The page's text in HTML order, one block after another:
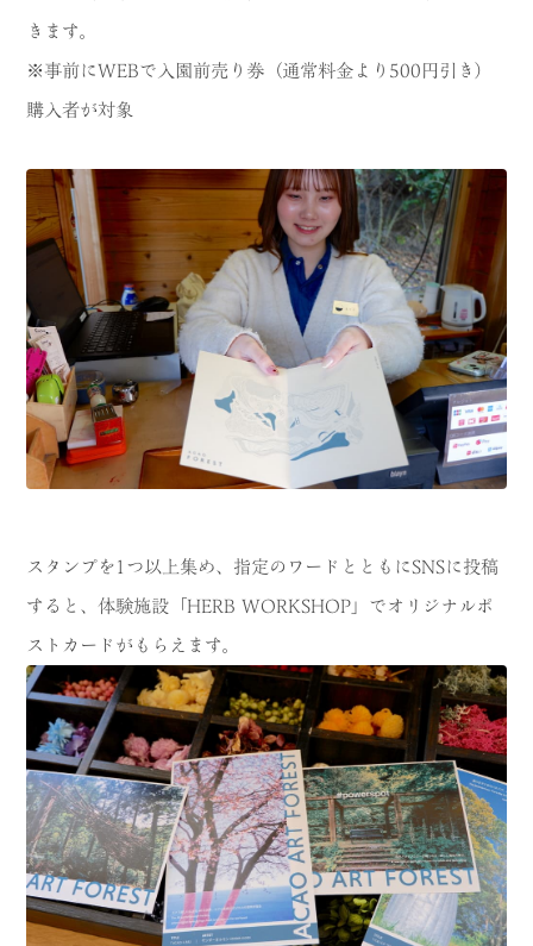
きます。
※事前にWEBで入園前売り券（通常料金より500円引き）
購入者が対象
スタンプを1つ以上集め、指定のワードとともにSNSに投稿
すると、体験施設「HERB WORKSHOP」でオリジナルポ
ストカードがもらえます。